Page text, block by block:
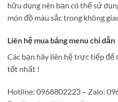
hữu dụng nên bạn có thể sử
món đồ màu sắc trong không
Liên hệ mua bảng menu chỉ dẫn
Các bạn hãy liên hệ trực tiếp
tốt nhất !
Hotline: 0968802223 – Zalo: